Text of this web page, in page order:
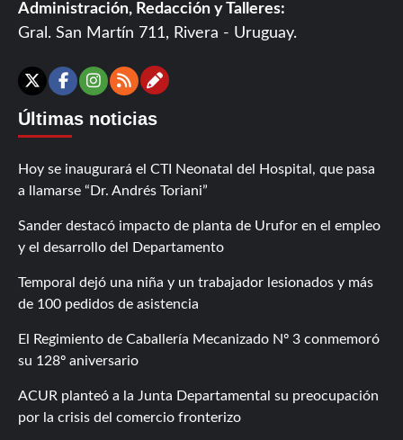
Administración, Redacción y Talleres:
Gral. San Martín 711, Rivera - Uruguay.
X Facebook
Instagram
RSSContáctanos
Últimas noticias
Hoy se inaugurará el CTI Neonatal del Hospital, que pasa
a llamarse “Dr. Andrés Toriani”
Sander destacó impacto de planta de Urufor en el empleo
y el desarrollo del Departamento
Temporal dejó una niña y un trabajador lesionados y más
de 100 pedidos de asistencia
El Regimiento de Caballería Mecanizado Nº 3 conmemoró
su 128º aniversario
ACUR planteó a la Junta Departamental su preocupación
por la crisis del comercio fronterizo